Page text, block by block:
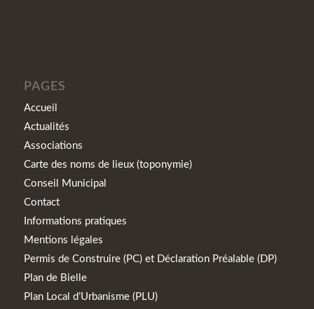
PAGES
Accueil
Actualités
Associations
Carte des noms de lieux (toponymie)
Conseil Municipal
Contact
Informations pratiques
Mentions légales
Permis de Construire (PC) et Déclaration Préalable (DP)
Plan de Bielle
Plan Local d’Urbanisme (PLU)